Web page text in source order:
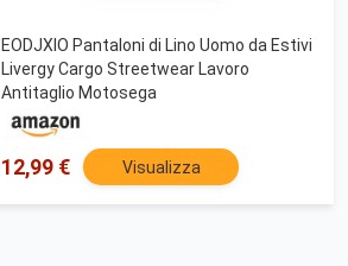
EODJXIO Pantaloni di Lino Uomo da Estivi
Livergy Cargo Streetwear Lavoro
Antitaglio Motosega
12,99 € Visualizza